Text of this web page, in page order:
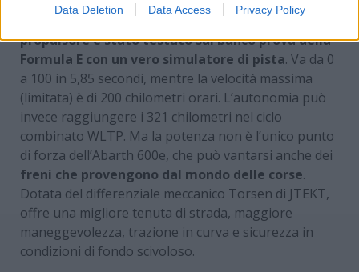
Data Deletion Data Access Privacy Policy
Parliamo di un modello molto speciale, dato che
propulsore è stato testato sul banco prova della
Formula E con un vero simulatore di pista. Va da 0
a 100 in 5,85 secondi, mentre la velocità massima
(limitata) è di 200 chilometri orari. L’autonomia può
invece raggiungere i 321 chilometri nel ciclo
combinato WLTP. Ma la potenza non è l’unico punto
di forza dell’Abarth 600e, che può vantarsi anche dei
freni che provengono dal mondo delle corse.
Dotata del differenziale meccanico Torsen di JTEKT,
offre una migliore tenuta di strada, maggiore
maneggevolezza, trazione in curva e sicurezza in
condizioni di fondo scivoloso.